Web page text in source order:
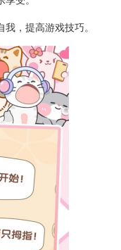
，提高游戏技巧。